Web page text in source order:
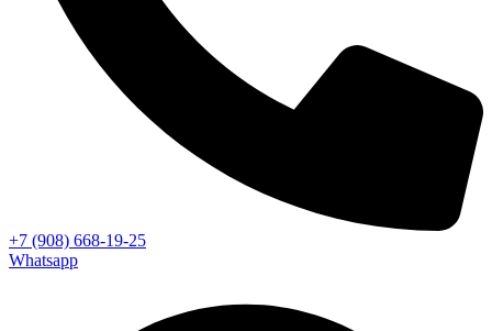
+7 (908) 668-19-25
Whatsapp